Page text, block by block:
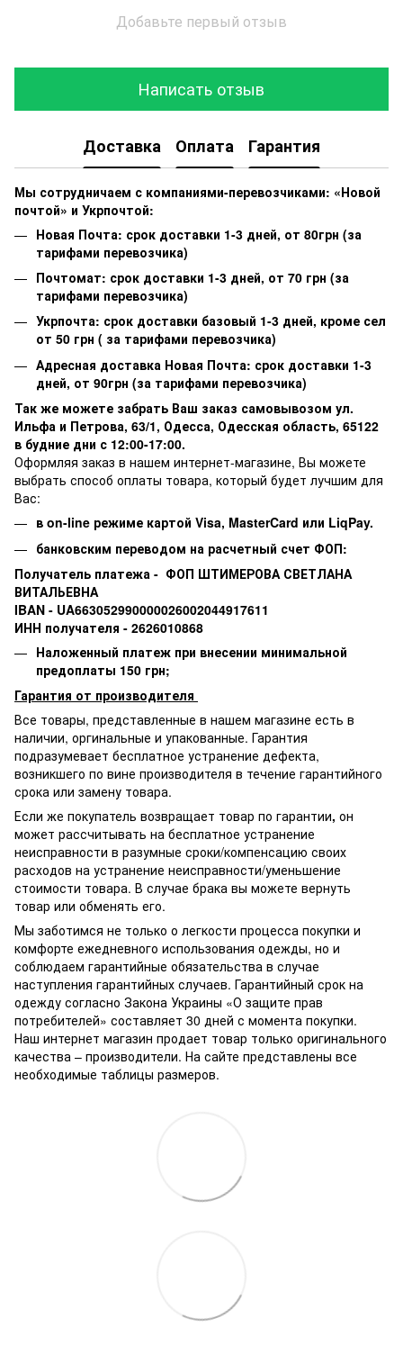
Добавьте первый отзыв
Написать отзыв
Доставка Оплата Гарантия
Мы сотрудничаем с компаниями-перевозчиками: «Новой
почтой» и Укрпочтой:
Новая Почта: срок доставки 1-3 дней, от 80грн (за
тарифами перевозчика)
Почтомат: срок доставки 1-3 дней, от 70 грн (за
тарифами перевозчика)
Укрпочта: срок доставки базовый 1-3 дней, кроме сел
от 50 грн ( за тарифами перевозчика)
Адресная доставка Новая Почта: срок доставки 1-3
дней, от 90грн (за тарифами перевозчика)
Так же можете забрать Ваш заказ самовывозом ул.
Ильфа и Петрова, 63/1, Одесса, Одесская область, 65122
в будние дни с 12:00-17:00.
Оформляя заказ в нашем интернет-магазине, Вы можете
выбрать способ оплаты товара, который будет лучшим для
Вас:
в on-line режиме картой Visa, MasterCard или LiqPay.
банковским переводом на расчетный счет ФОП:
Получатель платежа - ФОП ШТИМЕРОВА СВЕТЛАНА
ВИТАЛЬЕВНА
IBAN - UA663052990000026002044917611
ИНН получателя - 2626010868
Наложенный платеж при внесении минимальной
предоплаты 150 грн;
Гарантия от производителя
Все товары, представленные в нашем магазине есть в
наличии, оргинальные и упакованные. Гарантия
подразумевает бесплатное устранение дефекта,
возникшего по вине производителя в течение гарантийного
срока или замену товара.
Если же покупатель возвращает товар по гарантии, он
может рассчитывать на бесплатное устранение
неисправности в разумные сроки/компенсацию своих
расходов на устранение неисправности/уменьшение
стоимости товара. В случае брака вы можете вернуть
товар или обменять его.
Мы заботимся не только о легкости процесса покупки и
комфорте ежедневного использования одежды, но и
соблюдаем гарантийные обязательства в случае
наступления гарантийных случаев. Гарантийный срок на
одежду согласно Закона Украины «О защите прав
потребителей» составляет 30 дней с момента покупки.
Наш интернет магазин продает товар только оригинального
качества – производители. На сайте представлены все
необходимые таблицы размеров.